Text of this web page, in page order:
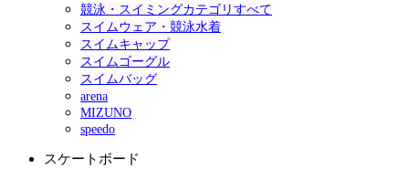
競泳・スイミングカテゴリすべて
スイムウェア・競泳水着
スイムキャップ
スイムゴーグル
スイムバッグ
arena
MIZUNO
speedo
スケートボード